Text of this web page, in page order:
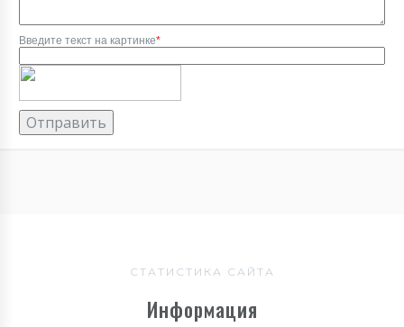
Введите текст на картинке*
СТАТИСТИКА САЙТА
Информация